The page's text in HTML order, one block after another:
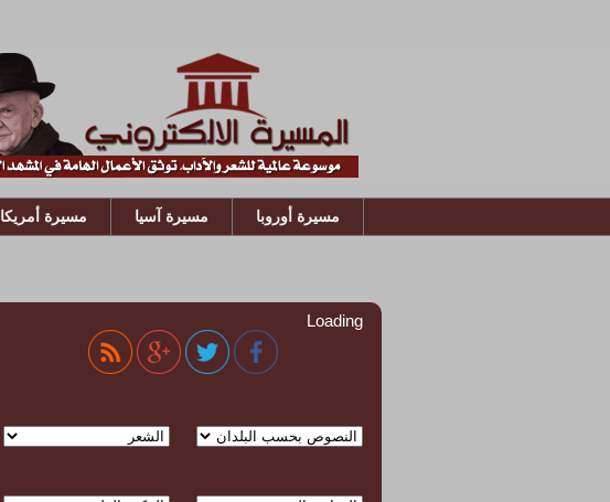
مسيرة أوروبا مسيرة آسيا مسيرة أمريكا
Loading